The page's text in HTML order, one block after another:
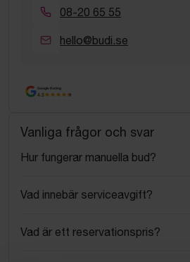
08-20 65 55
hello@budi.se
Google Rating
4.5
Vanliga frågor och svar
Hur fungerar manuella bud?
Vad innebär serviceavgift?
Vad är ett reservationspris?